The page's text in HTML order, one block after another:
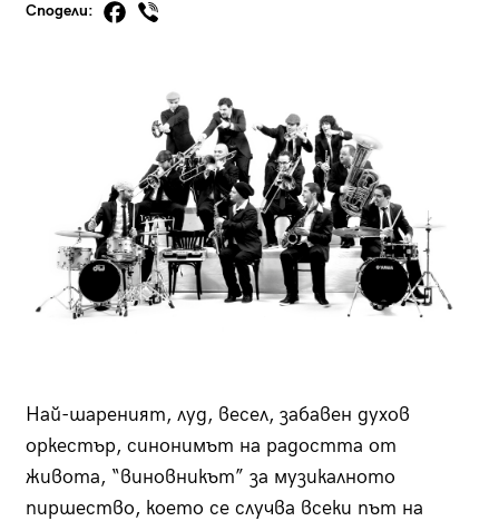
Сподели:
Най-шареният, луд, весел, забавен духов
оркестър, синонимът на радостта от
живота, “виновникът” за музикалното
пиршество, което се случва всеки път на